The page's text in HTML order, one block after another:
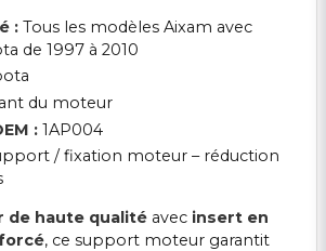
:Tous les modèles Aixam avec
de 1997 à 2010
du moteur
:1AP004
/ fixation moteur – réduction
de haute qualité avec insert en
, ce support moteur garantit